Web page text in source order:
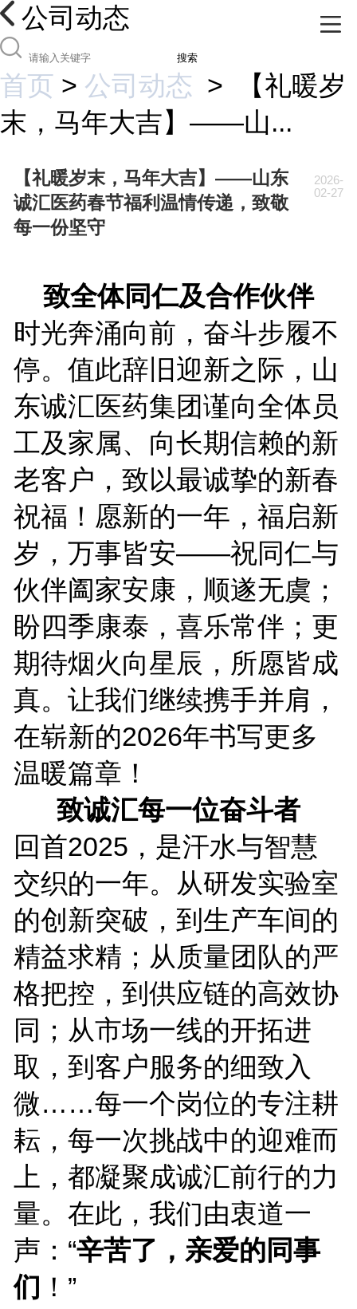
公司动态
搜索
首页 > 公司动态 >
【礼暖岁
末，马年大吉】——山...
【礼暖岁末，马年大吉】——山东
诚汇医药春节福利温情传递，致敬
每一份坚守
2026-
02-27
致全体同仁及合作伙伴
时光奔涌向前，奋斗步履不
停。值此辞旧迎新之际，山
东诚汇医药集团谨向全体员
工及家属、向长期信赖的新
老客户，致以最诚挚的新春
祝福！愿新的一年，福启新
岁，万事皆安——祝同仁与
伙伴阖家安康，顺遂无虞；
盼四季康泰，喜乐常伴；更
期待烟火向星辰，所愿皆成
真。让我们继续携手并肩，
在崭新的2026年书写更多
温暖篇章！
致诚汇每一位奋斗者
回首2025，是汗水与智慧
交织的一年。从研发实验室
的创新突破，到生产车间的
精益求精；从质量团队的严
格把控，到供应链的高效协
同；从市场一线的开拓进
取，到客户服务的细致入
微……每一个岗位的专注耕
耘，每一次挑战中的迎难而
上，都凝聚成诚汇前行的力
量。在此，我们由衷道一
声：“辛苦了，亲爱的同事
们 ！”